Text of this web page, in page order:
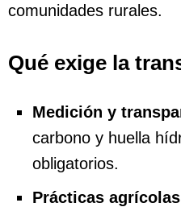
comunidades rurales.
Qué exige la
Medición y
carbono y huella
obligatorios.
Prácticas